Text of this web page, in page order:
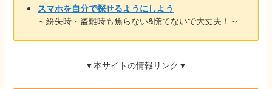
スマホを自分で探せるようにしよう
～紛失時・盗難時も焦らない&慌てないで大丈夫！～
▼本サイトの情報リンク▼